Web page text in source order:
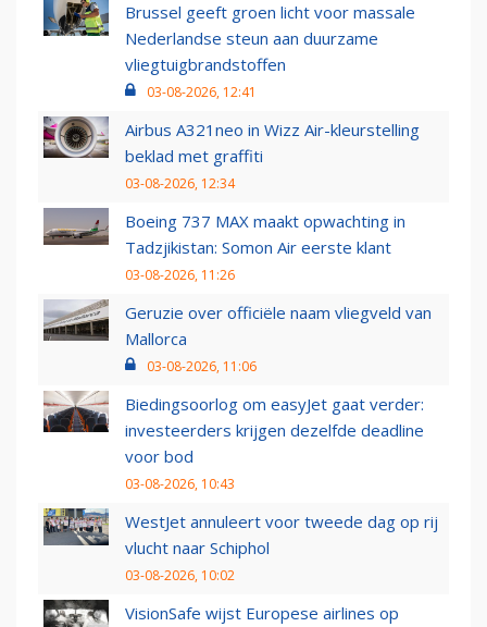
Brussel geeft groen licht voor massale
Nederlandse steun aan duurzame
vliegtuigbrandstoffen
03-08-2026, 12:41
Airbus A321neo in Wizz Air-kleurstelling
beklad met graffiti
03-08-2026, 12:34
Boeing 737 MAX maakt opwachting in
Tadzjikistan: Somon Air eerste klant
03-08-2026, 11:26
Geruzie over officiële naam vliegveld van
Mallorca
03-08-2026, 11:06
Biedingsoorlog om easyJet gaat verder:
investeerders krijgen dezelfde deadline
voor bod
03-08-2026, 10:43
WestJet annuleert voor tweede dag op rij
vlucht naar Schiphol
03-08-2026, 10:02
VisionSafe wijst Europese airlines op